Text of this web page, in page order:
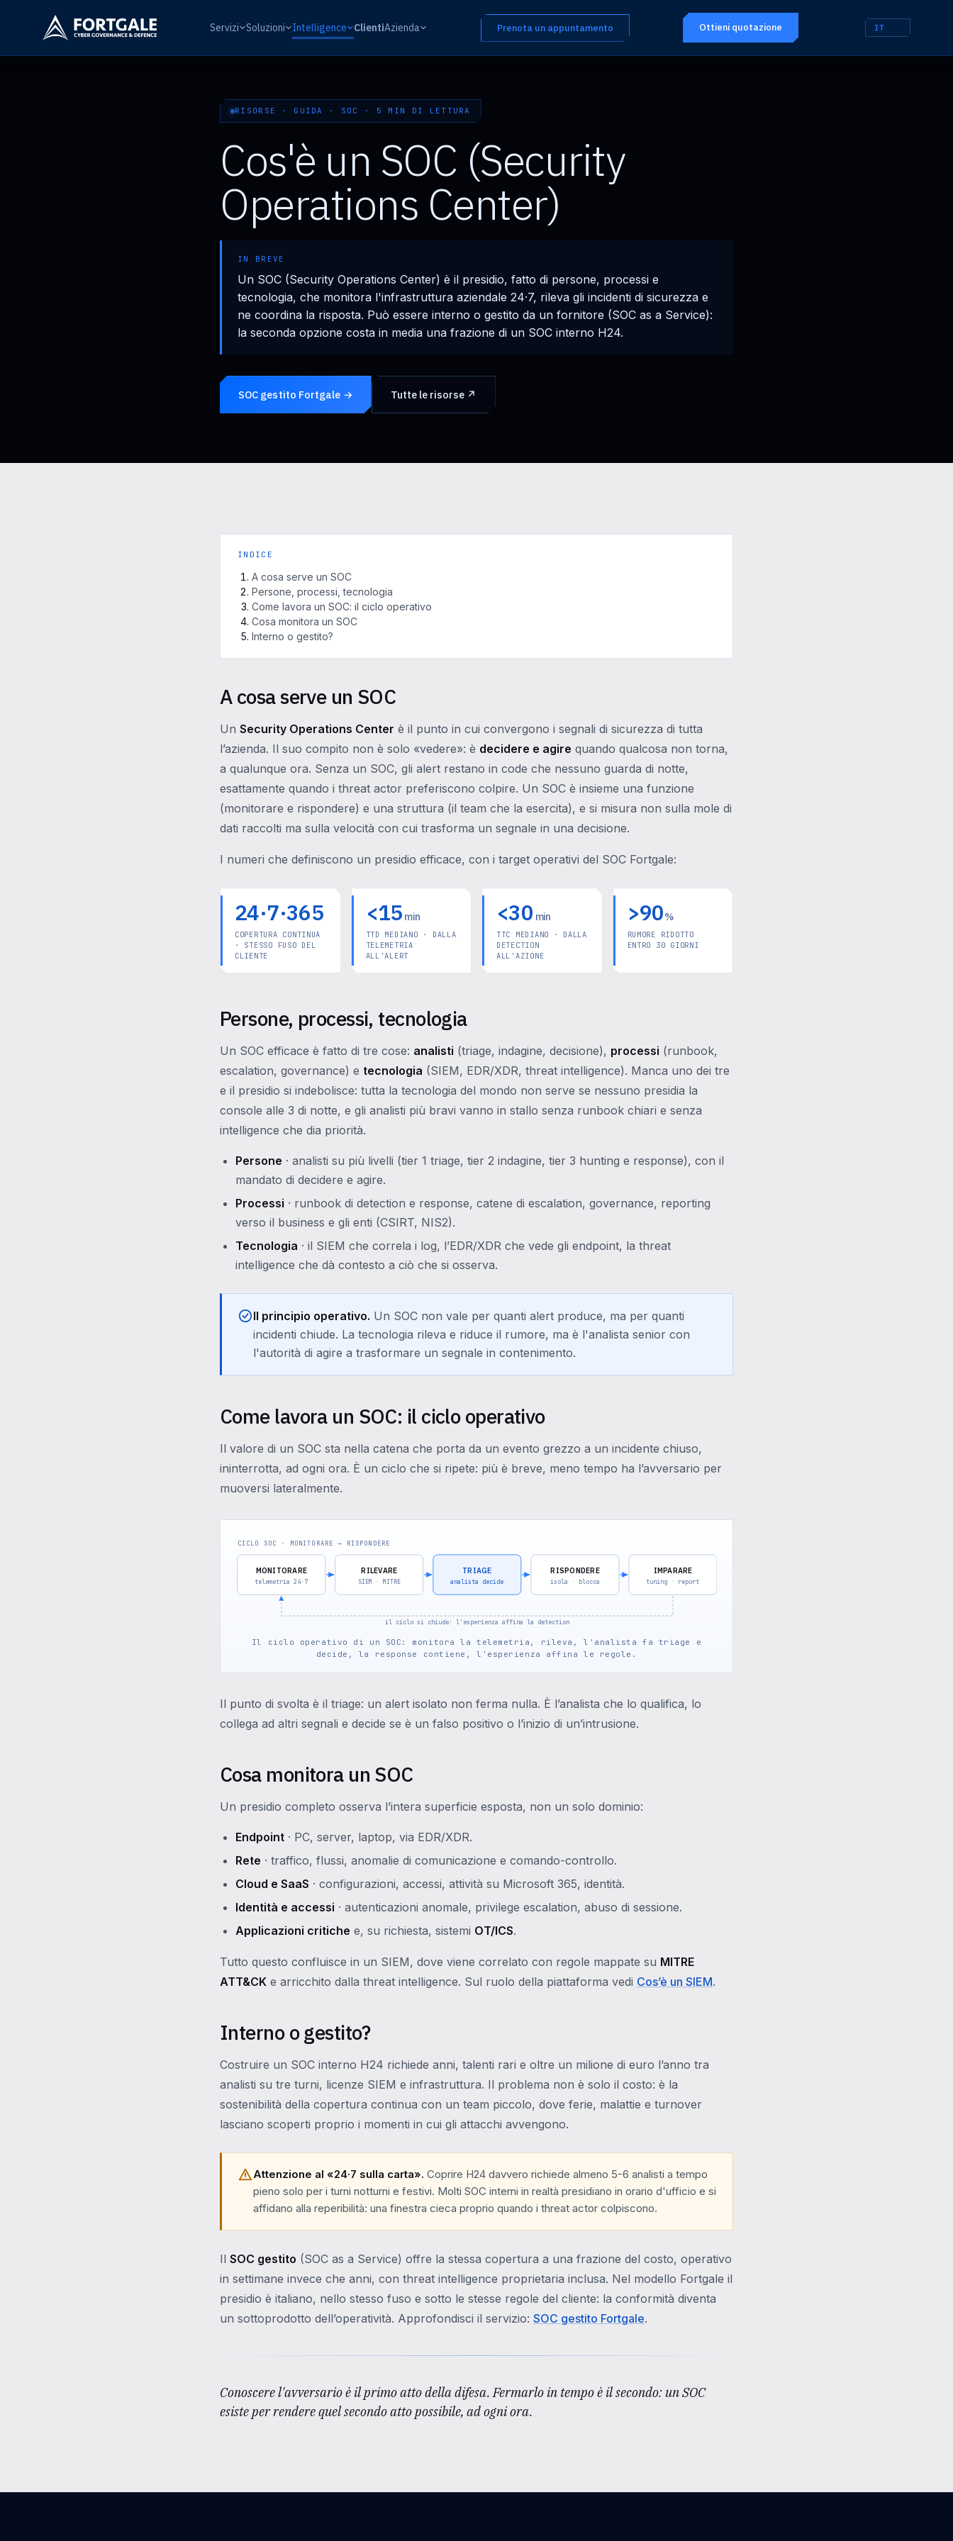
Servizi Soluzioni Intelligence ClientiAzienda Prenota un appuntamento Ottieni quotazione IT
RISORSE · GUIDA · SOC · 5 MIN DI LETTURA
Cos'è un SOC (Security
Operations Center)
IN BREVE
Un SOC (Security Operations Center) è il presidio, fatto di persone, processi e
tecnologia, che monitora l'infrastruttura aziendale 24·7, rileva gli incidenti di sicurezza e
ne coordina la risposta. Può essere interno o gestito da un fornitore (SOC as a Service):
la seconda opzione costa in media una frazione di un SOC interno H24.
SOC gestito Fortgale → Tutte le risorse ↗
INDICE
A cosa serve un SOC
Persone, processi, tecnologia
Come lavora un SOC: il ciclo operativo
Cosa monitora un SOC
Interno o gestito?
A cosa serve un SOC
Un Security Operations Center è il punto in cui convergono i segnali di sicurezza di tutta
l’azienda. Il suo compito non è solo «vedere»: è decidere e agire quando qualcosa non torna,
a qualunque ora. Senza un SOC, gli alert restano in code che nessuno guarda di notte,
esattamente quando i threat actor preferiscono colpire. Un SOC è insieme una funzione
(monitorare e rispondere) e una struttura (il team che la esercita), e si misura non sulla mole di
dati raccolti ma sulla velocità con cui trasforma un segnale in una decisione.
I numeri che definiscono un presidio efficace, con i target operativi del SOC Fortgale:
24·7·365
COPERTURA CONTINUA
· STESSO FUSO DEL
CLIENTE
<15 min
TTD MEDIANO · DALLA
TELEMETRIA
ALL'ALERT
<30 min
TTC MEDIANO · DALLA
DETECTION
ALL'AZIONE
>90%
RUMORE RIDOTTO
ENTRO 30 GIORNI
Persone, processi, tecnologia
Un SOC efficace è fatto di tre cose: analisti (triage, indagine, decisione), processi (runbook,
escalation, governance) e tecnologia (SIEM, EDR/XDR, threat intelligence). Manca uno dei tre
e il presidio si indebolisce: tutta la tecnologia del mondo non serve se nessuno presidia la
console alle 3 di notte, e gli analisti più bravi vanno in stallo senza runbook chiari e senza
intelligence che dia priorità.
Persone · analisti su più livelli (tier 1 triage, tier 2 indagine, tier 3 hunting e response), con il
mandato di decidere e agire.
Processi · runbook di detection e response, catene di escalation, governance, reporting
verso il business e gli enti (CSIRT, NIS2).
Tecnologia · il SIEM che correla i log, l’EDR/XDR che vede gli endpoint, la threat
intelligence che dà contesto a ciò che si osserva.
Il principio operativo. Un SOC non vale per quanti alert produce, ma per quanti
incidenti chiude. La tecnologia rileva e riduce il rumore, ma è l'analista senior con
l'autorità di agire a trasformare un segnale in contenimento.
Come lavora un SOC: il ciclo operativo
Il valore di un SOC sta nella catena che porta da un evento grezzo a un incidente chiuso,
ininterrotta, ad ogni ora. È un ciclo che si ripete: più è breve, meno tempo ha l’avversario per
muoversi lateralmente.
CICLO SOC · MONITORARE → RISPONDERE
MONITORARE
telemetria 24·7
RILEVARE
SIEM · MITRE
TRIAGE
analista decide
RISPONDERE
isola · blocca
IMPARARE
tuning · report
il ciclo si chiude: l'esperienza affina la detection
Il ciclo operativo di un SOC: monitora la telemetria, rileva, l'analista fa triage e
decide, la response contiene, l'esperienza affina le regole.
Il punto di svolta è il triage: un alert isolato non ferma nulla. È l’analista che lo qualifica, lo
collega ad altri segnali e decide se è un falso positivo o l’inizio di un’intrusione.
Cosa monitora un SOC
Un presidio completo osserva l’intera superficie esposta, non un solo dominio:
Endpoint · PC, server, laptop, via EDR/XDR.
Rete · traffico, flussi, anomalie di comunicazione e comando-controllo.
Cloud e SaaS · configurazioni, accessi, attività su Microsoft 365, identità.
Identità e accessi · autenticazioni anomale, privilege escalation, abuso di sessione.
Applicazioni critiche e, su richiesta, sistemi OT/ICS.
Tutto questo confluisce in un SIEM, dove viene correlato con regole mappate su MITRE
ATT&CK e arricchito dalla threat intelligence. Sul ruolo della piattaforma vedi Cos’è un SIEM.
Interno o gestito?
Costruire un SOC interno H24 richiede anni, talenti rari e oltre un milione di euro l’anno tra
analisti su tre turni, licenze SIEM e infrastruttura. Il problema non è solo il costo: è la
sostenibilità della copertura continua con un team piccolo, dove ferie, malattie e turnover
lasciano scoperti proprio i momenti in cui gli attacchi avvengono.
Attenzione al «24·7 sulla carta». Coprire H24 davvero richiede almeno 5-6 analisti a tempo
pieno solo per i turni notturni e festivi. Molti SOC interni in realtà presidiano in orario d'ufficio e si
affidano alla reperibilità: una finestra cieca proprio quando i threat actor colpiscono.
Il SOC gestito (SOC as a Service) offre la stessa copertura a una frazione del costo, operativo
in settimane invece che anni, con threat intelligence proprietaria inclusa. Nel modello Fortgale il
presidio è italiano, nello stesso fuso e sotto le stesse regole del cliente: la conformità diventa
un sottoprodotto dell’operatività. Approfondisci il servizio: SOC gestito Fortgale.
Conoscere l'avversario è il primo atto della difesa. Fermarlo in tempo è il secondo: un SOC
esiste per rendere quel secondo atto possibile, ad ogni ora.